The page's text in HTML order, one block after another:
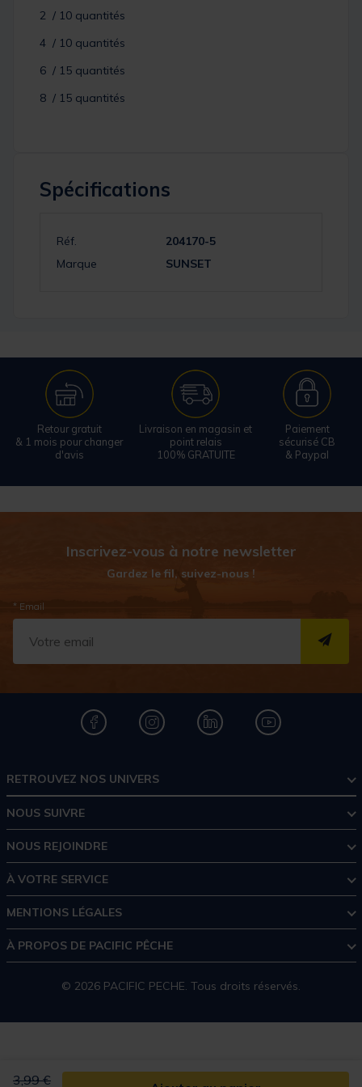
Price reduced from
3,99 €to
2 / 10 quantités
4 / 10 quantités
6 / 15 quantités
8 / 15 quantités
Spécifications
Réf.
204170-5
Marque
SUNSET
Retour gratuit
& 1 mois pour changer
d'avis
Livraison en magasin et
point relais
100% GRATUITE
Paiement
sécurisé CB
& Paypal
Inscrivez-vous à notre newsletter
Gardez le fil, suivez-nous !
* Email
RETROUVEZ NOS UNIVERS
NOUS SUIVRE
NOUS REJOINDRE
À VOTRE SERVICE
MENTIONS LÉGALES
À PROPOS DE PACIFIC PÊCHE
© 2026 PACIFIC PECHE. Tous droits réservés.